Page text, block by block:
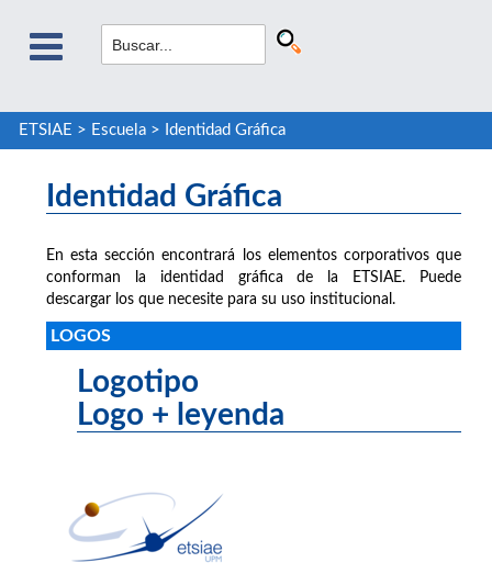
ETSIAE > Escuela> Identidad Gráfica
Identidad Gráfica
En esta sección encontrará los elementos corporativos que
conforman la identidad gráfica de la ETSIAE. Puede
descargar los que necesite para su uso institucional.
LOGOS
Logotipo
Logo + leyenda